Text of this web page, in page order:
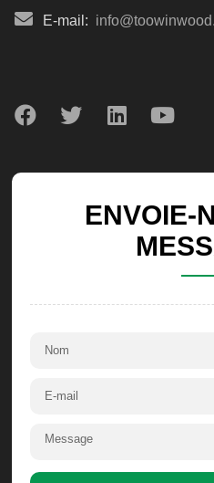
E-mail:
ENVOIE-